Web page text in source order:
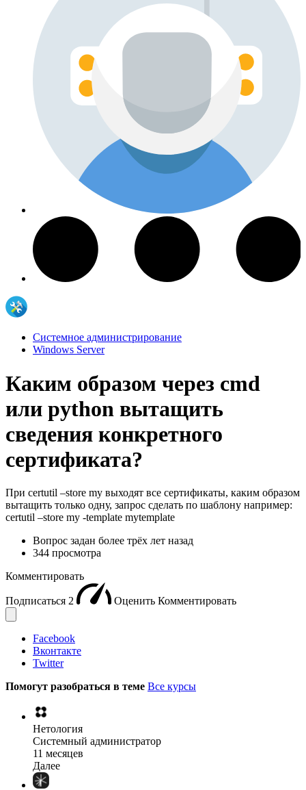
Системное администрирование
Windows Server
Каким образом через cmd
или python вытащить
сведения конкретного
сертификата?
При certutil –store my выходят все сертификаты, каким образом
вытащить только одну, запрос сделать по шаблону например:
certutil –store my -template mytemplate
Вопрос задан более трёх лет назад
344 просмотра
Комментировать
Подписаться 2 Оценить Комментировать
Facebook
Вконтакте
Twitter
Помогут разобраться в теме Все курсы
Нетология
Системный администратор
11 месяцев
Далее